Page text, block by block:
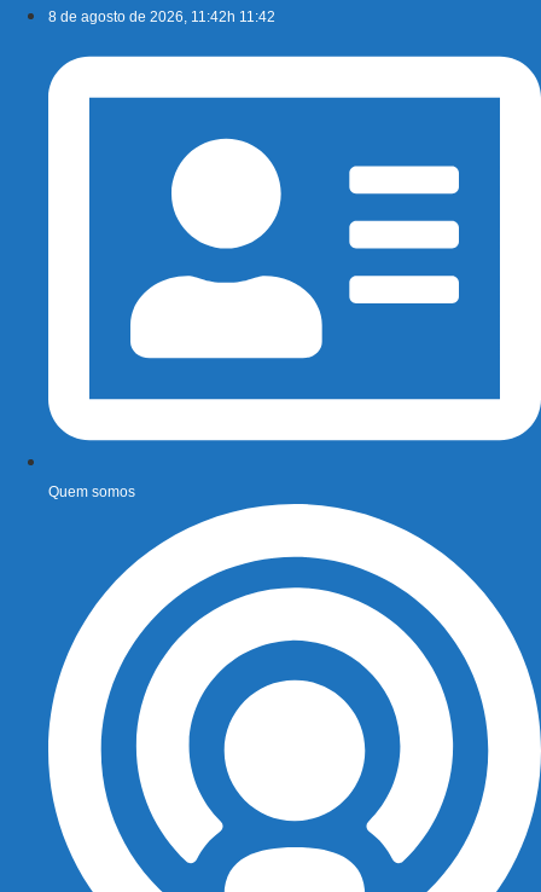
conteúdo
8 de agosto de 2026, 11:42h 11:42
Quem somos